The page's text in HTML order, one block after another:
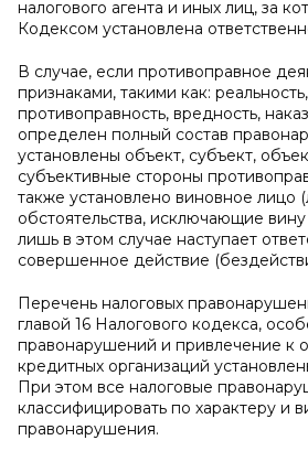
налогового агента и иных лиц, за
Кодексом установлена
В случае, если противоправное
признаками, такими как:
противоправность, вредность,
определен полный состав
установлены объект, субъект,
субъективные стороны
также установлено виновное лицо
обстоятельства, исключающие
лишь в этом случае наступает
совершенное действие
Перечень налоговых
главой 16 Налогового кодекса,
правонарушений и привлечение к
кредитных организаций
При этом все налоговые
классифицировать по характеру и
правонарушения.